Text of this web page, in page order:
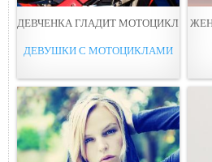
ДЕВЧЕНКА ГЛАДИТ МОТОЦИКЛ
ДЕВУШКИ С МОТОЦИКЛАМИ